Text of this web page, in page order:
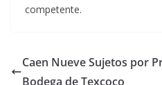
competente.
Caen Nueve Sujetos por
Bodega de Texcoco